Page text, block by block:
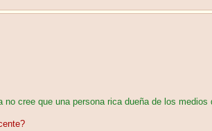
cree que una persona rica dueña de los